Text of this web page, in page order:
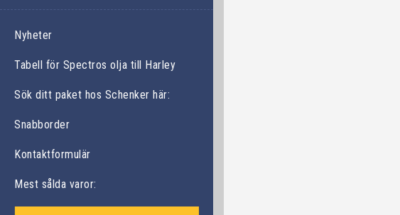
Nyheter
Tabell för Spectros olja till Harley
Sök ditt paket hos Schenker här:
Snabborder
Kontaktformulär
Mest sålda varor: